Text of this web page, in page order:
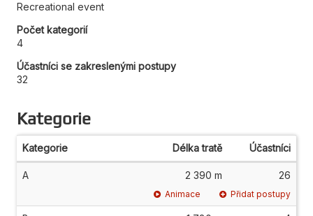
Recreational event
Počet kategorií
4
Účastníci se zakreslenými postupy
32
Kategorie
Kategorie Délka tratě Účastníci
A 2 390 m 26
Animace Přidat postupy